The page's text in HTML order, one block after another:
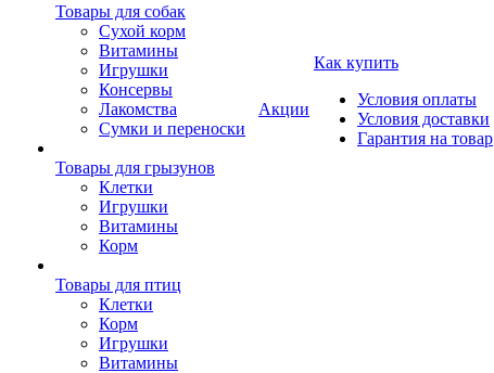
Товары для собак
Cухой корм
Витамины
Игрушки
Консервы
Лакомства
Сумки и переноски
Товары для грызунов
Клетки
Игрушки
Витамины
Корм
Товары для птиц
Клетки
Корм
Игрушки
Витамины
Акции
Как купить
Условия оплаты
Условия доставки
Гарантия на товар